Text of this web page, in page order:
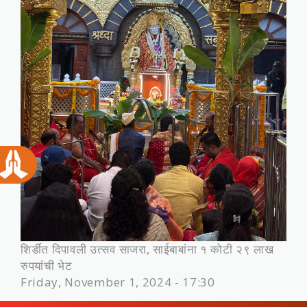
शिर्डीत दिपावली उत्सव साजरा, साईबाबांना १ कोटी २९ लाख
रुपयांची भेट
Friday, November 1, 2024 - 17:30